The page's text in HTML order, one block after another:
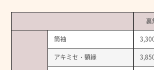
裏
筒袖
アキミセ・額縁